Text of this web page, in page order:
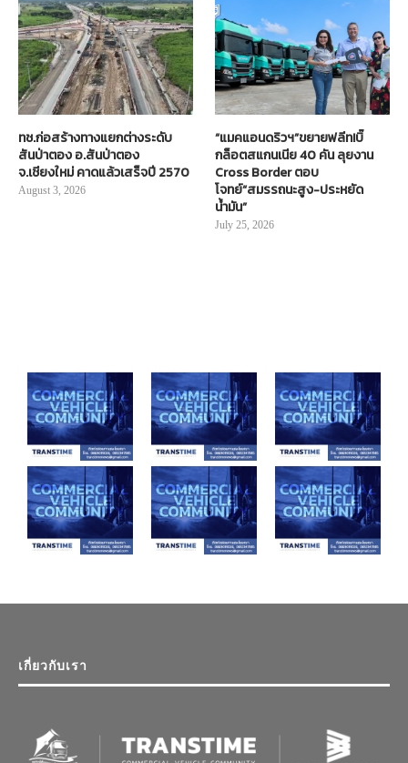
ทช.ก่อสร้างทางแยกต่างระดับ
สันป่าตอง อ.สันป่าตอง
จ.เชียงใหม่ คาดแล้วเสร็จปี 2570
August 3, 2026
“แมคแอนดริวฯ”ขยายฟลีท!บิ๊
กล็อตสแกนเนีย 40 คัน ลุยงาน
Cross Border ตอบ
โจทย์“สมรรถนะสูง-ประหยัด
น้ำมัน”
July 25, 2026
เกี่ยวกับเรา